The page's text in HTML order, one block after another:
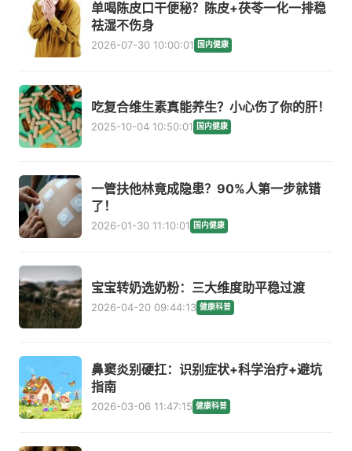
单喝陈皮口干便秘？陈皮+茯苓一化一排稳
祛湿不伤身
2026-07-30 10:00:01 国内健康
吃复合维生素真能养生？小心伤了你的肝！
2025-10-04 10:50:01 国内健康
一管扶他林竟成隐患？90%人第一步就错
了！
2026-01-30 11:10:01 国内健康
宝宝转奶选奶粉：三大维度助平稳过渡
2026-04-20 09:44:13 健康科普
鼻窦炎别硬扛：识别症状+科学治疗+避坑
指南
2026-03-06 11:47:15 健康科普